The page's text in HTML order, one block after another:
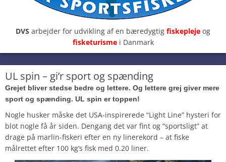
DVS arbejder for udvikling af en bæredygtig fiskepleje og
fisketurisme i Danmark
UL spin – gi’r sport og spænding
Grejet bliver stedse bedre og lettere. Og lettere grej giver mere
sport og spænding. UL spin er toppen!
Nogle husker måske det USA-inspirerede “Light Line” hysteri for
blot nogle få år siden. Dengang det var fint og “sportsligt” at
drage på marlin-fiskeri efter en ny linerekord – at fiske
målrettet efter 100 kg’s fisk med 0.20 liner.